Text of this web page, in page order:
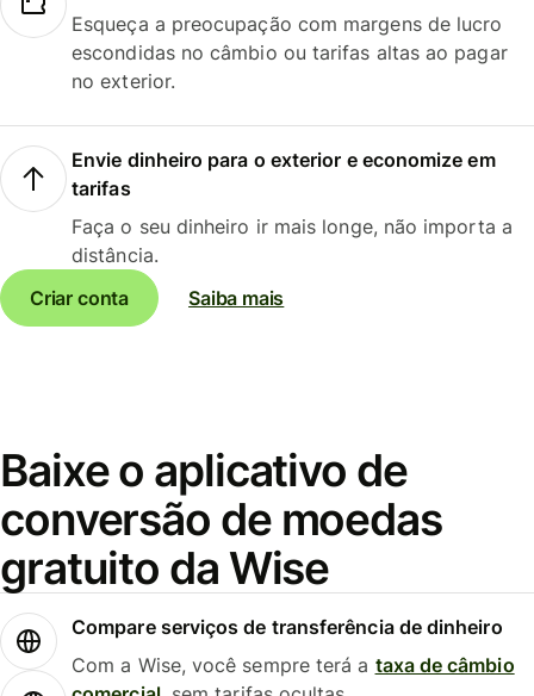
Esqueça a preocupação com margens de lucro
escondidas no câmbio ou tarifas altas ao pagar
no exterior.
Envie dinheiro para o exterior e economize em
tarifas
Faça o seu dinheiro ir mais longe, não importa a
distância.
Criar conta
Saiba mais
Baixe o aplicativo de
conversão de moedas
gratuito da Wise
Compare serviços de transferência de dinheiro
Com a Wise, você sempre terá a taxa de câmbio